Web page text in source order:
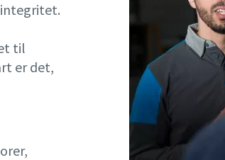
til
er det,